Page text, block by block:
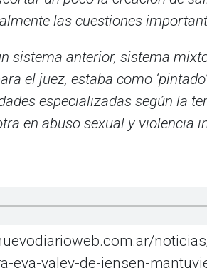
las cuestiones
sistema anterior, sistema
el juez, estaba como
especializadas según la
en abuso sexual y violencia
eva-valev-de-jensen-